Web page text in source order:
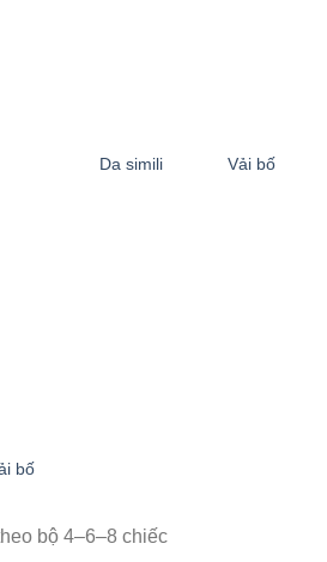
Da simili Vải bố
bố
bộ 4–6–8 chiếc